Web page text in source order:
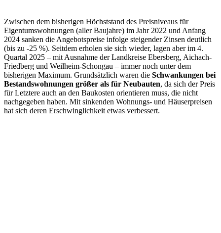
Zwischen dem bisherigen Höchststand des Preisniveaus für
Eigentumswohnungen (aller Baujahre) im Jahr 2022 und Anfang
2024 sanken die Angebotspreise infolge steigender Zinsen deutlich
(bis zu -25 %). Seitdem erholen sie sich wieder, lagen aber im 4.
Quartal 2025 – mit Ausnahme der Landkreise Ebersberg, Aichach-
Friedberg und Weilheim-Schongau – immer noch unter dem
bisherigen Maximum. Grundsätzlich waren die Schwankungen bei
Bestandswohnungen größer als für Neubauten, da sich der Preis
für Letztere auch an den Baukosten orientieren muss, die nicht
nachgegeben haben. Mit sinkenden Wohnungs- und Häuserpreisen
hat sich deren Erschwinglichkeit etwas verbessert.